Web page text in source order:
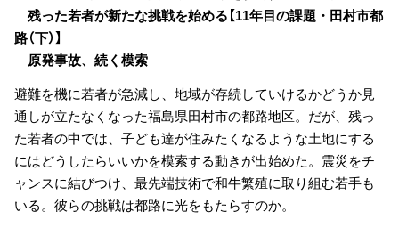
残った若者が新たな挑戦を始める【11年目の課題・田村市都
路（下）】
原発事故、続く模索
避難を機に若者が急減し、地域が存続していけるかどうか見
通しが立たなくなった福島県田村市の都路地区。だが、残っ
た若者の中では、子ども達が住みたくなるような土地にする
にはどうしたらいいかを模索する動きが出始めた。震災をチ
ャンスに結びつけ、最先端技術で和牛繁殖に取り組む若手も
いる。彼らの挑戦は都路に光をもたらすのか。